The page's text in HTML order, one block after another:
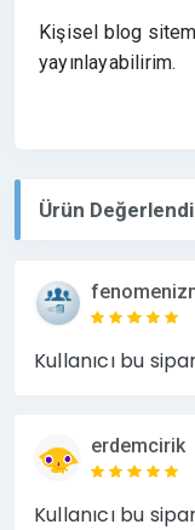
Kişisel blog
yayınlayabilirim.
Ürün
Kullanıcı bu
erdemcirik
Kullanıcı bu